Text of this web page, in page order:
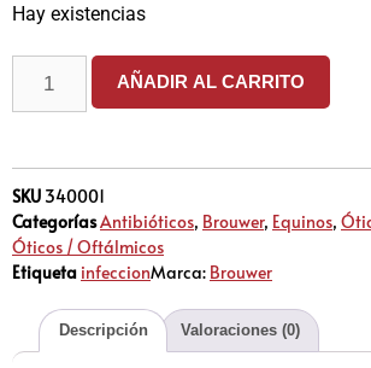
Hay existencias
AÑADIR AL CARRITO
SKU 340001
CategoríasAntibióticos, Brouwer, Equinos,
Óticos / Oftálmicos
Etiqueta infeccionMarca: Brouwer
Descripción Valoraciones (0)